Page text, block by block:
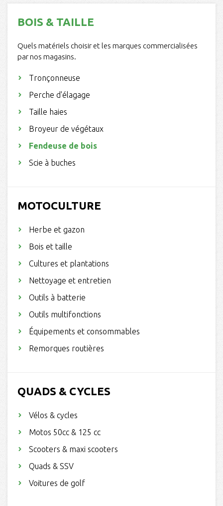
BOIS & TAILLE
Quels matériels choisir et les marques commercialisées
par nos magasins.
Tronçonneuse
Perche d'élagage
Taille haies
Broyeur de végétaux
Fendeuse de bois
Scie à buches
MOTOCULTURE
Herbe et gazon
Bois et taille
Cultures et plantations
Nettoyage et entretien
Outils à batterie
Outils multifonctions
Équipements et consommables
Remorques routières
QUADS & CYCLES
Vélos & cycles
Motos 50cc & 125 cc
Scooters & maxi scooters
Quads & SSV
Voitures de golf